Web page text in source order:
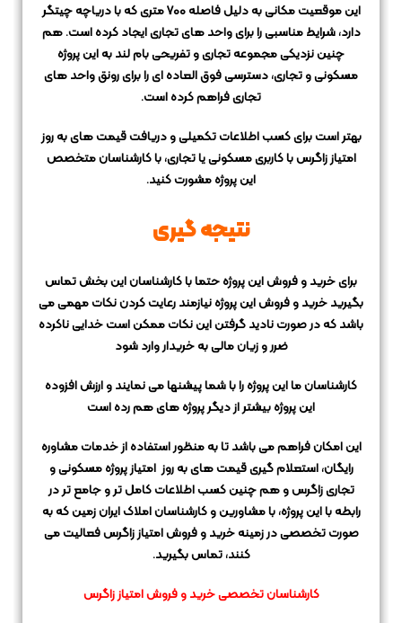
این موقعیت مکانی به دلیل فاصله 700 متری که با دریاچه چیتگر
دارد، شرایط مناسبی را برای واحد های تجاری ایجاد کرده است.هم
چنین نزدیکی مجموعه تجاری و تفریحی بام لند به این پروژه
مسکونی و تجاری،دسترسی فوق العاده ای را برای رونق واحد های
تجاری فراهم کرده است.
بهتر است برای کسب اطلاعات تکمیلی و دریافت قیمت های به روز
امتیاز زاگرس با کاربری مسکونی یا تجاری،با کارشناسان متخصص
این پروژه مشورت کنید.
نتیجه گیری
برای خرید و فروش این پروژه حتما با کارشناسان این بخش تماس
بگیریدخرید و فروش این پروژه نیازمند رعایت کردن نکات مهمی می
باشد که در صورت نادید گرفتن این نکاتممکن است خدایی ناکرده
ضرر و زیان مالی به خریدار وارد شود
کارشناسان ما این پروژه را با شما پیشنها می نمایند و ارزش افزوده
این پروژه بیشتر از دیگر پروژه های هم رده است
این امکان فراهم می باشد تا به منظور استفاده از خدمات مشاوره
رایگان، استعلام گیری قیمت های به روزامتیاز پروژه مسکونی و
تجاری زاگرس و هم چنین کسب اطلاعات کامل تر و جامع تر در
رابطه با این پروژه،با مشاورین و کارشناسان املاک ایران زمین که به
صورت تخصصی در زمینه خرید و فروش امتیاز زاگرس فعالیت می
کنند، تماس بگیرید.
کارشناسان تخصصی خرید و فروش امتیاز زاگرس